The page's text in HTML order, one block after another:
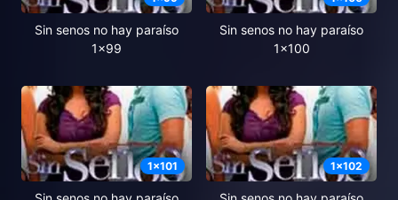
Sin senos no hay paraíso
1x99
Sin senos no hay paraíso
1x100
1x101 1x102